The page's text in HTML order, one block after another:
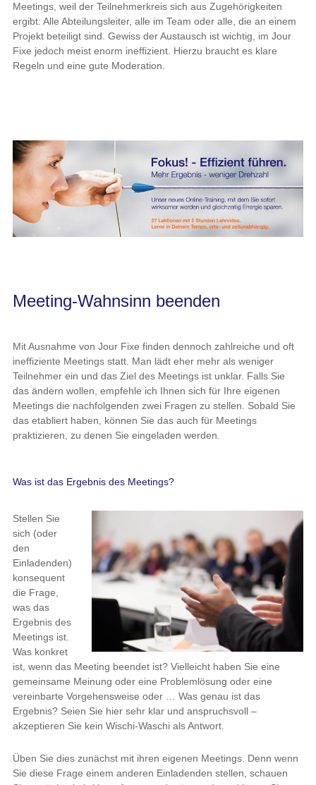
Meetings, weil der Teilnehmerkreis sich aus Zugehörigkeiten
ergibt: Alle Abteilungsleiter, alle im Team oder alle, die an einem
Projekt beteiligt sind. Gewiss der Austausch ist wichtig, im Jour
Fixe jedoch meist enorm ineffizient. Hierzu braucht es klare
Regeln und eine gute Moderation.
Meeting-Wahnsinn beenden
Mit Ausnahme von Jour Fixe finden dennoch zahlreiche und oft
ineffiziente Meetings statt. Man lädt eher mehr als weniger
Teilnehmer ein und das Ziel des Meetings ist unklar. Falls Sie
das ändern wollen, empfehle ich Ihnen sich für Ihre eigenen
Meetings die nachfolgenden zwei Fragen zu stellen. Sobald Sie
das etabliert haben, können Sie das auch für Meetings
praktizieren, zu denen Sie eingeladen werden.
Was ist das Ergebnis des Meetings?
Stellen Sie
sich (oder
den
Einladenden)
konsequent
die Frage,
was das
Ergebnis des
Meetings ist.
Was konkret
ist, wenn das Meeting beendet ist? Vielleicht haben Sie eine
gemeinsame Meinung oder eine Problemlösung oder eine
vereinbarte Vorgehensweise oder … Was genau ist das
Ergebnis? Seien Sie hier sehr klar und anspruchsvoll –
akzeptieren Sie kein Wischi-Waschi als Antwort.
Üben Sie dies zunächst mit ihren eigenen Meetings. Denn wenn
Sie diese Frage einem anderen Einladenden stellen, schauen